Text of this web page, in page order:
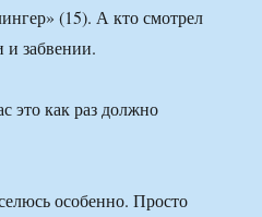
(15). А кто смотрел
и забвении.
это как раз должно
особенно. Просто